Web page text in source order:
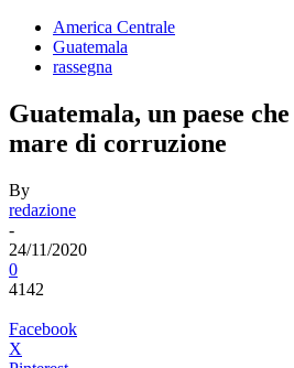
America Centrale
Guatemala
rassegna
Guatemala, un paese
mare di corruzione
By
redazione
-
24/11/2020
0
4142
Facebook
X